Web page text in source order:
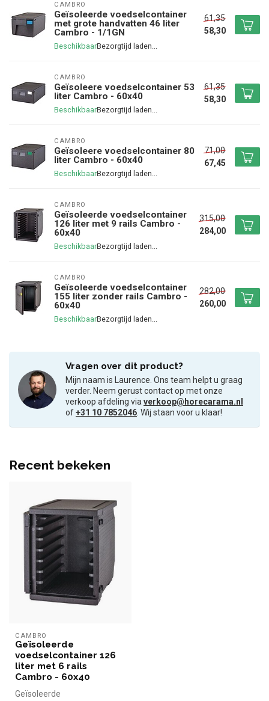
CAMBRO
Geïsoleerde voedselcontainer
met grote handvatten 46 liter
Cambro - 1/1GN
Beschikbaar
61,35
58,30
CAMBRO
Geïsoleere voedselcontainer 53
liter Cambro - 60x40
Beschikbaar
61,35
58,30
CAMBRO
Geïsoleere voedselcontainer 80
liter Cambro - 60x40
Beschikbaar
71,00
67,45
CAMBRO
Geïsoleerde voedselcontainer
126 liter met 9 rails Cambro -
60x40
Beschikbaar
315,00
284,00
CAMBRO
Geïsoleerde voedselcontainer
155 liter zonder rails Cambro -
60x40
Beschikbaar
282,00
260,00
Vragen over dit product?
Mijn naam is Laurence. Ons team helpt u graag
verder. Neem gerust contact op met onze
verkoop afdeling viaverkoop@horecarama.nl
of+31 10 7852046. Wij staan voor u klaar!
Recent bekeken
CAMBRO
Geïsoleerde
voedselcontainer 126
liter met 6 rails
Cambro - 60x40
Geïsoleerde